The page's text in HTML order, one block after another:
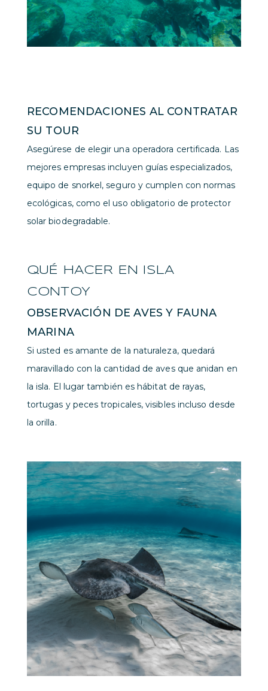
RECOMENDACIONES AL CONTRATAR
SU TOUR
Asegúrese de elegir una operadora certificada. Las
mejores empresas incluyen guías especializados,
equipo de snorkel, seguro y cumplen con normas
ecológicas, como el uso obligatorio de protector
solar biodegradable.
QUÉ HACER EN ISLA
CONTOY
OBSERVACIÓN DE AVES Y FAUNA
MARINA
Si usted es amante de la naturaleza, quedará
maravillado con la cantidad de aves que anidan en
la isla. El lugar también es hábitat de rayas,
tortugas y peces tropicales, visibles incluso desde
la orilla.